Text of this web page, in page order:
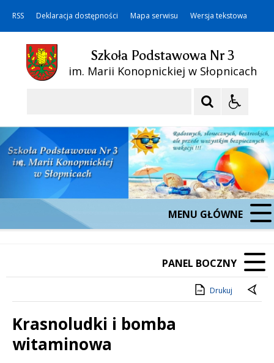
RSS Deklaracja dostępności Mapa serwisu Wersja tekstowa
Szkoła Podstawowa Nr 3
im. Marii Konopnickiej w Słopnicach
MENU GŁÓWNE
PANEL BOCZNY
Drukuj
Krasnoludki i bomba
witaminowa